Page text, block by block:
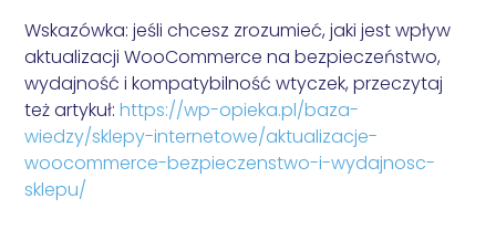
Wskazówka: jeśli chcesz zrozumieć, jaki jest wpływ
aktualizacji WooCommerce na bezpieczeństwo,
wydajność i kompatybilność wtyczek, przeczytaj
też artykuł:https://wp-opieka.pl/baza-
wiedzy/sklepy-internetowe/aktualizacje-
woocommerce-bezpieczenstwo-i-wydajnosc-
sklepu/